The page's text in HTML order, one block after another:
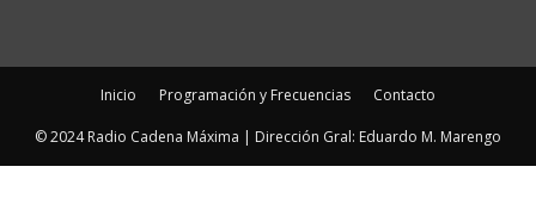
Inicio Programación y Frecuencias Contacto
© 2024 Radio Cadena Máxima | Dirección Gral: Eduardo M. Marengo